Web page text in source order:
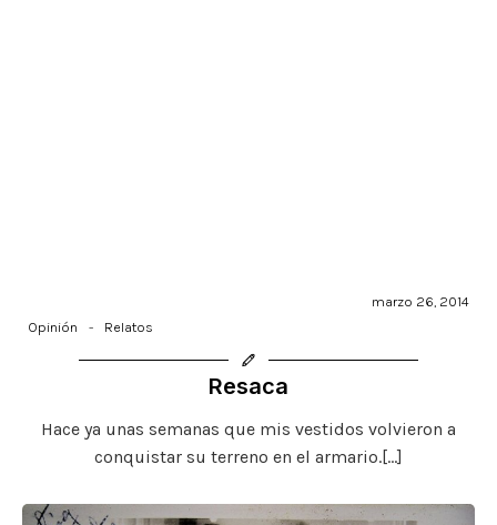
marzo 26, 2014
Opinión
- Relatos
Resaca
Hace ya unas semanas que mis vestidos volvieron a
conquistar su terreno en el armario.[…]